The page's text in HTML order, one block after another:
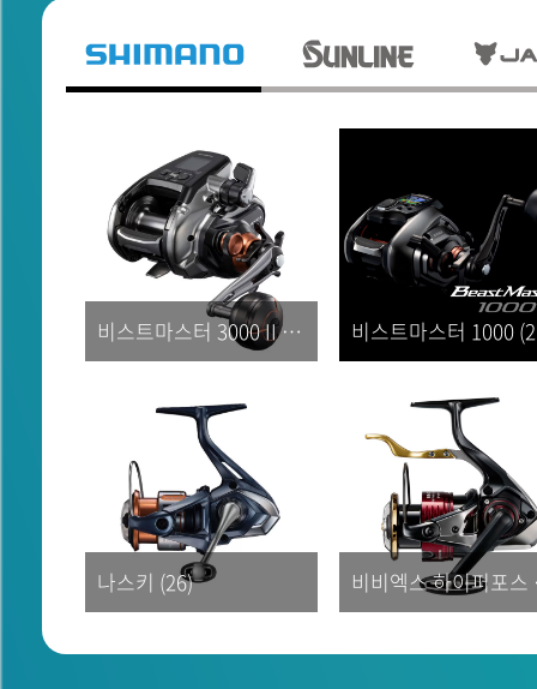
비스트마스터 3000 II (26) 비스트마스터 1000
나스키 (26)